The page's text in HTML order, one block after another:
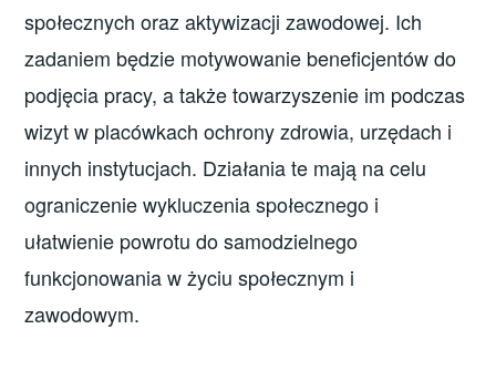
społecznych oraz aktywizacji zawodowej. Ich
zadaniem będzie motywowanie beneficjentów do
podjęcia pracy, a także towarzyszenie im podczas
wizyt w placówkach ochrony zdrowia, urzędach i
innych instytucjach. Działania te mają na celu
ograniczenie wykluczenia społecznego i
ułatwienie powrotu do samodzielnego
funkcjonowania w życiu społecznym i
zawodowym.